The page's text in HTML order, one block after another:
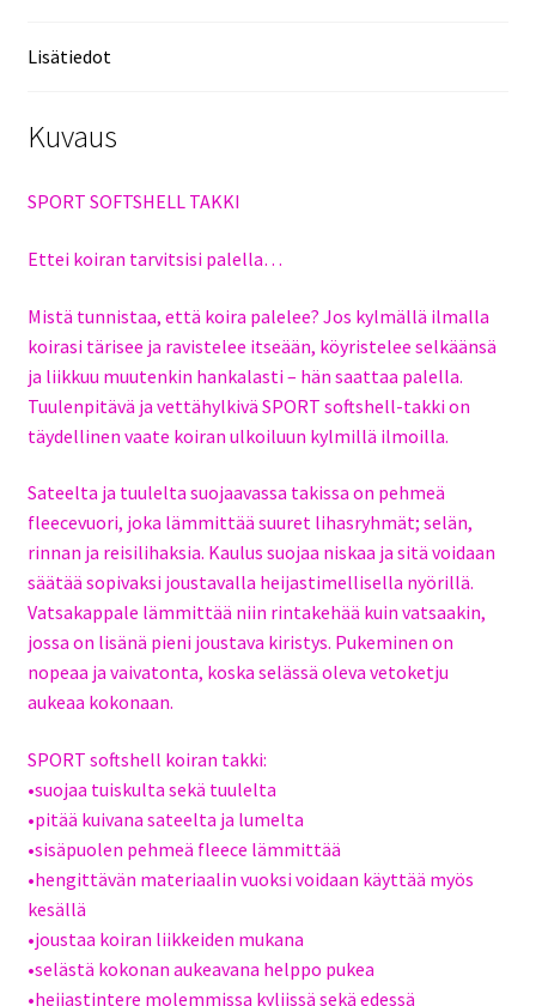
Lisätiedot
Kuvaus
SPORT SOFTSHELL TAKKI
Ettei koiran tarvitsisi palella…
Mistä tunnistaa, että koira palelee? Jos kylmällä ilmalla
koirasi tärisee ja ravistelee itseään, köyristelee selkäänsä
ja liikkuu muutenkin hankalasti – hän saattaa palella.
Tuulenpitävä ja vettähylkivä SPORT softshell-takki on
täydellinen vaate koiran ulkoiluun kylmillä ilmoilla.
Sateelta ja tuulelta suojaavassa takissa on pehmeä
fleecevuori, joka lämmittää suuret lihasryhmät; selän,
rinnan ja reisilihaksia. Kaulus suojaa niskaa ja sitä voidaan
säätää sopivaksi joustavalla heijastimellisella nyörillä.
Vatsakappale lämmittää niin rintakehää kuin vatsaakin,
jossa on lisänä pieni joustava kiristys. Pukeminen on
nopeaa ja vaivatonta, koska selässä oleva vetoketju
aukeaa kokonaan.
SPORT softshell koiran takki:
•suojaa tuiskulta sekä tuulelta
•pitää kuivana sateelta ja lumelta
•sisäpuolen pehmeä fleece lämmittää
•hengittävän materiaalin vuoksi voidaan käyttää myös
kesällä
•joustaa koiran liikkeiden mukana
•selästä kokonan aukeavana helppo pukea
•heijastintere molemmissa kyljissä sekä edessä